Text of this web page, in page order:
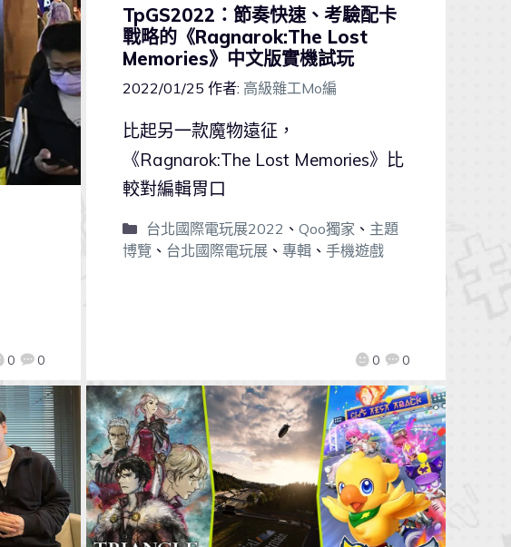
0 0
TpGS2022：節奏快速、考驗配卡
戰略的《Ragnarok:The Lost
Memories》中文版實機試玩
2022/01/25 作者: 高級雜工Mo編
0 0
比起另一款魔物遠征，
《Ragnarok:The Lost Memories》比
較對編輯胃口
台北國際電玩展2022 、 Qoo獨家 、 主題
博覽 、 台北國際電玩展 、 專輯 、 手機遊戲